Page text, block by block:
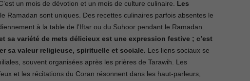
un mois de dévotion et un mois de culture culinaire. Les
Ramadan sont uniques. Des recettes culinaires parfois absentes le
à la table de l’Iftar ou du Suhoor pendant le Ramadan.
sa variété de mets délicieux est une expression festive ; c’est
sa valeur religieuse, spirituelle et sociale. Les liens sociaux se
souvent organisées après les prières de Tarawih. Les
et les récitations du Coran résonnent dans les haut-parleurs,